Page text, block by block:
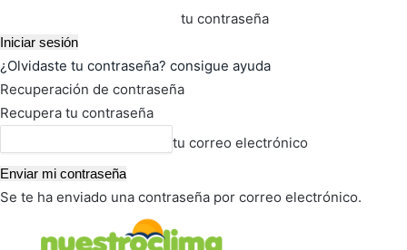
tu contraseña
¿Olvidaste tu contraseña? consigue ayuda
Recuperación de contraseña
Recupera tu contraseña
tu correo electrónico
Se te ha enviado una contraseña por correo electrónico.